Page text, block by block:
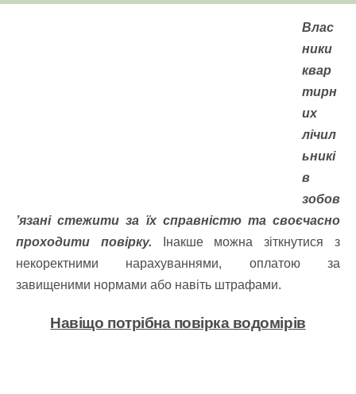
Влас
ники
квар
тирн
их
лічил
ьникі
в
зобов
’язані стежити за їх справністю та своєчасно
проходити повірку. Інакше можна зіткнутися з
некоректними нарахуваннями, оплатою за
завищеними нормами або навіть штрафами.
Навіщо потрібна повірка водомірів